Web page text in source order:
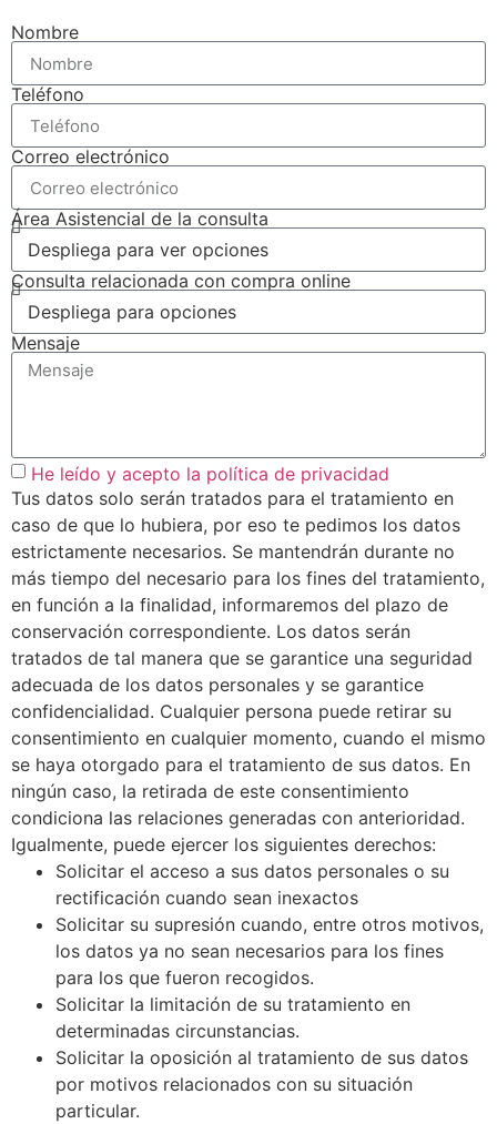
Nombre
Teléfono
Correo electrónico
Área Asistencial de la consulta
Consulta relacionada con compra online
Mensaje
He leído y acepto la política de privacidad
Tus datos solo serán tratados para el tratamiento en
caso de que lo hubiera, por eso te pedimos los datos
estrictamente necesarios. Se mantendrán durante no
más tiempo del necesario para los fines del tratamiento,
en función a la finalidad, informaremos del plazo de
conservación correspondiente. Los datos serán
tratados de tal manera que se garantice una seguridad
adecuada de los datos personales y se garantice
confidencialidad. Cualquier persona puede retirar su
consentimiento en cualquier momento, cuando el mismo
se haya otorgado para el tratamiento de sus datos. En
ningún caso, la retirada de este consentimiento
condiciona las relaciones generadas con anterioridad.
Igualmente, puede ejercer los siguientes derechos:
Solicitar el acceso a sus datos personales o su
rectificación cuando sean inexactos
Solicitar su supresión cuando, entre otros motivos,
los datos ya no sean necesarios para los fines
para los que fueron recogidos.
Solicitar la limitación de su tratamiento en
determinadas circunstancias.
Solicitar la oposición al tratamiento de sus datos
por motivos relacionados con su situación
particular.